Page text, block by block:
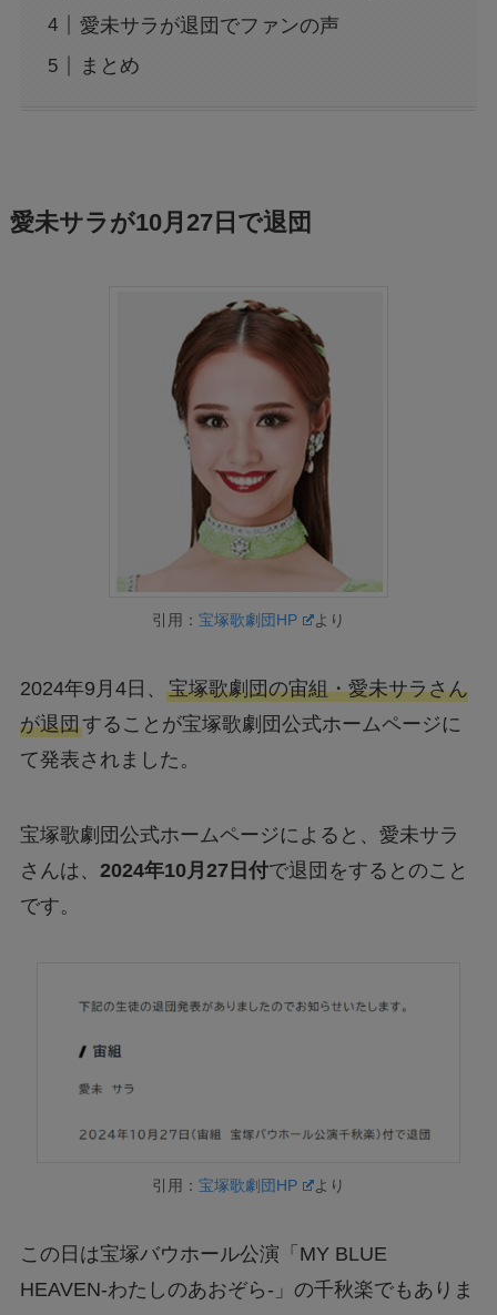
愛未サラが退団でファンの声
まとめ
愛未サラが10月27日で退団
引用：宝塚歌劇団HP より
2024年9月4日、 宝塚歌劇団の宙組・愛未サラさん
が退団することが宝塚歌劇団公式ホームページに
て発表されました。
宝塚歌劇団公式ホームページによると、愛未サラ
さんは、 2024年10月27日付で退団をするとのこと
です。
引用：宝塚歌劇団HP より
この日は宝塚バウホール公演「MY BLUE
HEAVEN-わたしのあおぞら-」の千秋楽でもありま